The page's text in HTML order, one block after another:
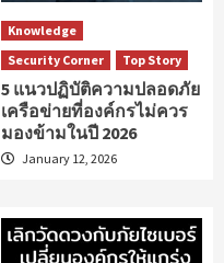
Knowledge
Security Corner
Top Story
5 แนวปฏิบัติความปลอดภัย
เครือข่ายที่องค์กรไม่ควร
มองข้ามในปี 2026
January 12, 2026